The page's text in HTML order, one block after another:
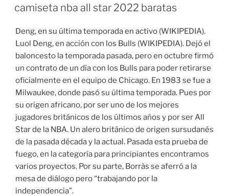
camiseta nba all star 2022 baratas
Deng, en su última temporada en activo (WIKIPEDIA).
Luol Deng, en acción con los Bulls (WIKIPEDIA). Dejó el
baloncesto la temporada pasada, pero en octubre firmó
un contrato de un día con los Bulls para poder retirarse
oficialmente en el equipo de Chicago. En 1983 se fue a
Milwaukee, donde pasó su última temporada. Pues por
su origen africano, por ser uno de los mejores
jugadores británicos de los últimos años y por ser All
Star de la NBA. Un alero británico de origen sursudanés
de la pasada década y la actual. Pasada esta prueba de
fuego, en la categoría para principiantes encontramos
varios proyectos. Por su parte, Borràs se aferró a la
mesa de diálogo pero “trabajando por la
independencia”.